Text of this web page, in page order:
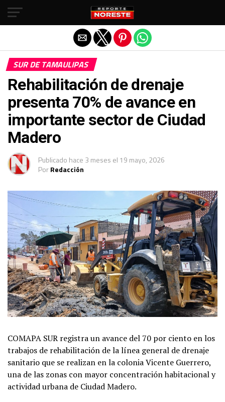
SUR DE TAMAULIPAS
Rehabilitación de drenaje
presenta 70% de avance en
importante sector de Ciudad
Madero
Publicado hace 3 meses el 19 mayo, 2026
PorRedacción
COMAPA SUR registra un avance del 70 por ciento en los
trabajos de rehabilitación de la línea general de drenaje
sanitario que se realizan en la colonia Vicente Guerrero,
una de las zonas con mayor concentración habitacional y
actividad urbana de Ciudad Madero.
Salir de la versión móvil